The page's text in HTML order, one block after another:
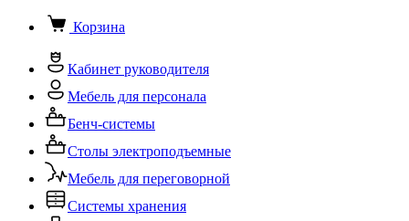
Корзина
Кабинет руководителя
Мебель для персонала
Бенч-системы
Столы электроподъемные
Мебель для переговорной
Системы хранения